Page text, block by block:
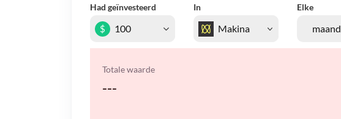
Had geïnvesteerd In Elke
$
Totale waarde
---